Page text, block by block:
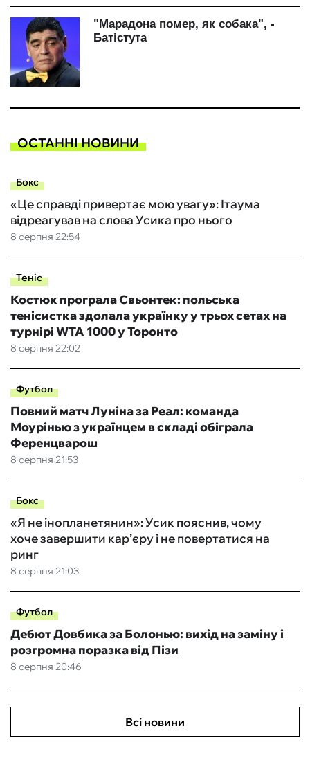
ОСТАННІ НОВИНИ
Бокс
8 серпня 22:54
«Це справді привертає мою увагу»: Ітаума
відреагував на слова Усика про нього
Теніс
8 серпня 22:02
Костюк програла Свьонтек: польська
тенісистка здолала українку у трьох сетах на
турнірі WTA 1000 у Торонто
Футбол
8 серпня 21:53
Повний матч Луніна за Реал: команда
Моурінью з українцем в складі обіграла
Ференцварош
Бокс
8 серпня 21:03
«Я не інопланетянин»: Усик пояснив, чому
хоче завершити кар’єру і не повертатися на
ринг
Футбол
8 серпня 20:46
Дебют Довбика за Болонью: вихід на заміну і
розгромна поразка від Пізи
Всі новини